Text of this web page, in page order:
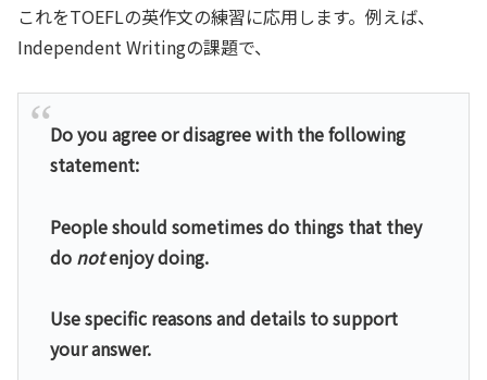
これをTOEFLの英作文の練習に応用します。例えば、
Independent Writingの課題で、
Do you agree or disagree with the following
statement:
People should sometimes do things that they
do notenjoy doing.
Use specific reasons and details to support
your answer.